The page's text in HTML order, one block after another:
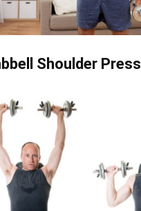
Shoulder Press